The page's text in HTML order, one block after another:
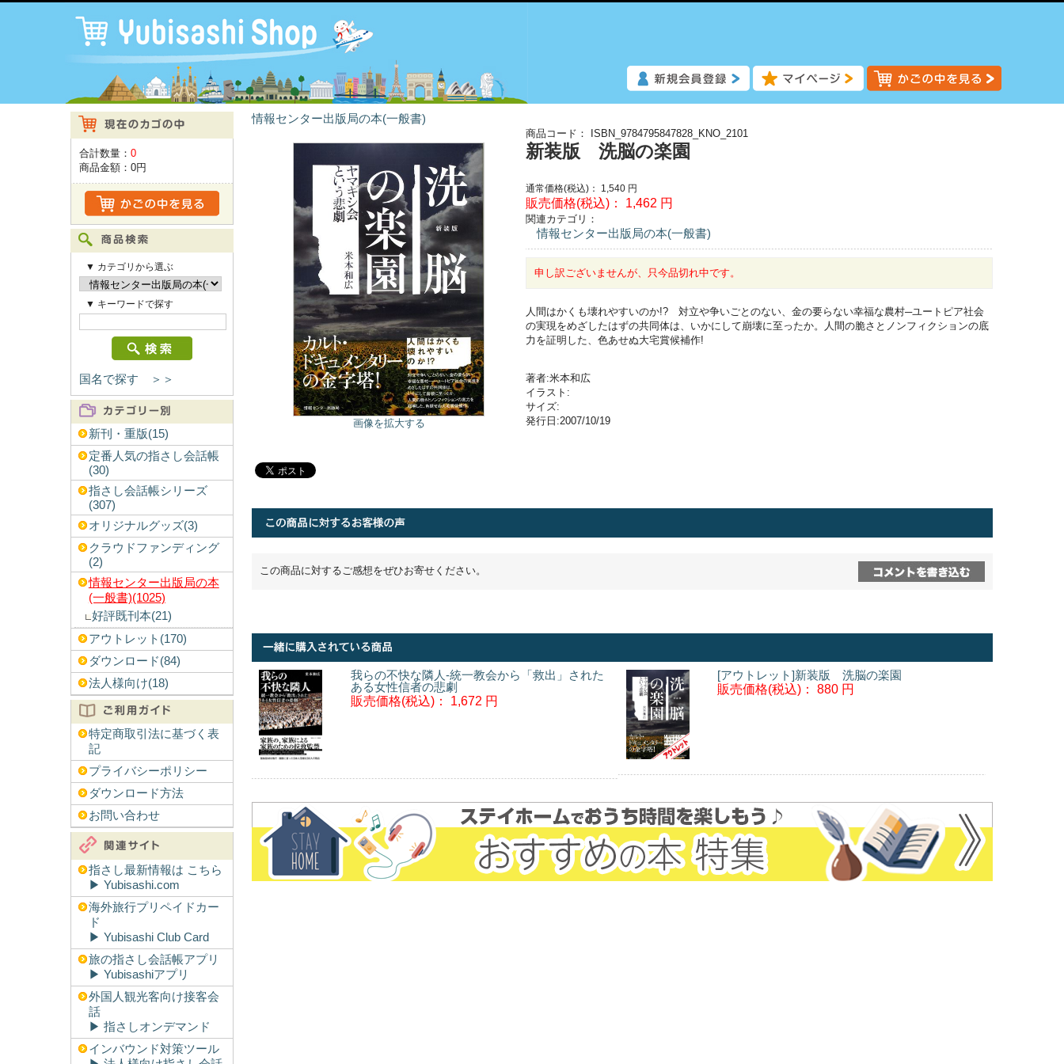
合計数量： 0
商品金額： 0円
▼ カテゴリから選ぶ
▼ キーワードで探す
国名で探す ＞＞
新刊・重版(15)
定番人気の指さし会話帳
(30)
指さし会話帳シリーズ
(307)
オリジナルグッズ(3)
クラウドファンディング
(2)
情報センター出版局の本
(一般書)(1025)
好評既刊本(21)
アウトレット(170)
ダウンロード(84)
法人様向け(18)
特定商取引法に基づく表
記
プライバシーポリシー
ダウンロード方法
お問い合わせ
指さし最新情報は こちら
▶︎ Yubisashi.com
海外旅行プリペイドカー
ド
▶︎ Yubisashi Club Card
旅の指さし会話帳アプリ
▶︎ Yubisashiアプリ
外国人観光客向け接客会
話
▶︎ 指さしオンデマンド
インバウンド対策ツール
情報センター出版局の本(一般書)
画像を拡大する
商品コード： ISBN_9784795847828_KNO_2101
新装版 洗脳の楽園
通常価格(税込)： 1,540 円
販売価格(税込)： 1,462 円
関連カテゴリ：
情報センター出版局の本(一般書)
申し訳ございませんが、只今品切れ中です。
人間はかくも壊れやすいのか!? 対立や争いごとのない、金の要らない幸福な農村─ユートピア社会
の実現をめざしたはずの共同体は、いかにして崩壊に至ったか。人間の脆さとノンフィクションの底
力を証明した、色あせぬ大宅賞候補作!
著者:米本和広
イラスト:
サイズ:
発行日:2007/10/19
この商品に対するご感想をぜひお寄せください。
我らの不快な隣人-統一教会から「救出」された
ある女性信者の悲劇
販売価格(税込)： 1,672 円
[アウトレット]新装版 洗脳の楽園
販売価格(税込)： 880 円